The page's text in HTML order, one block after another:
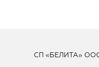
СП «БЕЛИТА»